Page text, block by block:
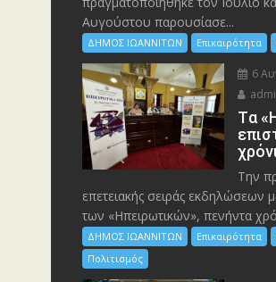
Αυγούστου παρουσίασε...
ΔΗΜΟΣ ΙΩΑΝΝΙΤΩΝ Επικαιρότητα
6
Tα
Την
επετειακής σειράς εκδηλώσεων
των «Ηπειρωτικών», πενήντα
ΔΗΜΟΣ ΙΩΑΝΝΙΤΩΝ Επικαιρότητα
Πολιτισμός